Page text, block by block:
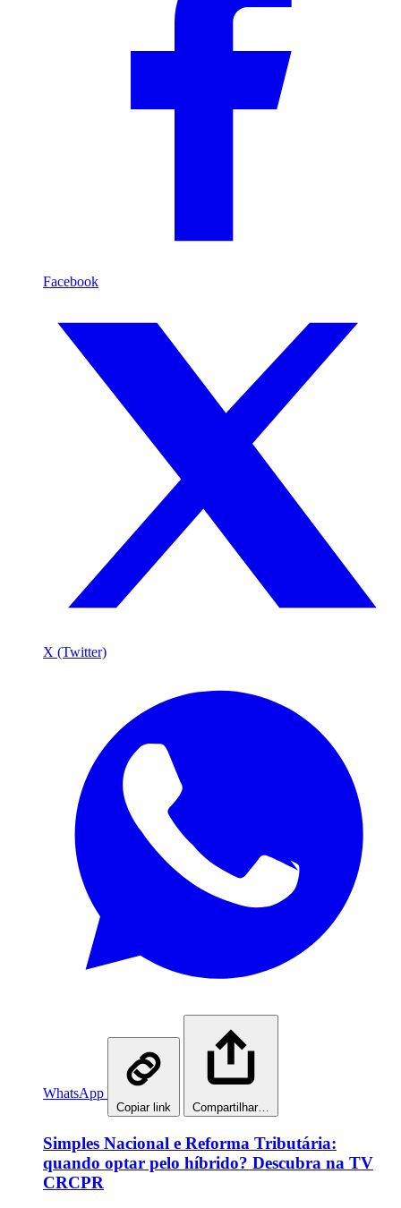
Facebook
X (Twitter)
WhatsApp
Copiar link Compartilhar…
Simples Nacional e Reforma Tributária:
quando optar pelo híbrido? Descubra na TV
CRCPR